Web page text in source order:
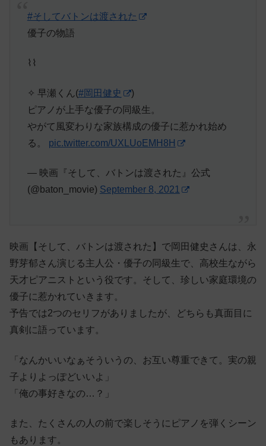
#そしてバトンは渡された
優子の物語
⌇⌇
✧ 早瀬くん(#岡田健史
)
ピアノが上手な優子の同級生。
やがて風変わりな家族構成の優子に惹かれ始め
る。 pic.twitter.com/UXLUoEMH8H
— 映画『そして、バトンは渡された』公式
(@baton_movie) September 8, 2021
映画【そして、バトンは渡された】で岡田健史さんは、永
野芽郁さん演じる主人公・優子の同級生で、高校生ながら
天才ピアニストという役です。そして、珍しい家庭環境の
優子に惹かれていきます。
予告では2つのセリフがありましたが、どちらも真面目に
真剣に語っています。
「なんかいいなぁそういうの、お互い尊重できて。実の親
子よりよっぽどいいよ」
「俺の事好きなの…？」
また、たくさんの人の前で楽しそうにピアノを弾くシーン
もあります。